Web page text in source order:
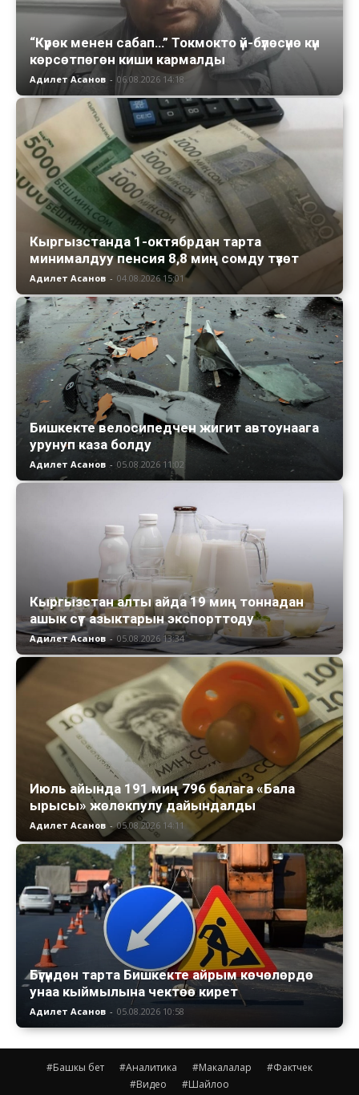
“Күрөк менен сабап…” Токмокто үй-бүлөсүнө күн
көрсөтпөгөн киши кармалды
Адилет Асанов - 06.08.2026 14:18
Кыргызстанда 1-октябрдан тарта
минималдуу пенсия 8,8 миң сомду түзөт
Адилет Асанов - 04.08.2026 15:01
Бишкекте велосипедчен жигит автоунаага
урунуп каза болду
Адилет Асанов - 05.08.2026 11:02
Кыргызстан алты айда 19 миң тоннадан
ашык сүт азыктарын экспорттоду
Адилет Асанов - 05.08.2026 13:34
Июль айында 191 миң 796 балага «Бала
ырысы» жөлөкпулу дайындалды
Адилет Асанов - 05.08.2026 14:11
Бүгүндөн тарта Бишкекте айрым көчөлөрдө
унаа кыймылына чектөө кирет
Адилет Асанов - 05.08.2026 10:58
#Башкы бет #Аналитика #Макалалар
#Фактчек
#Видео
#Шайлоо